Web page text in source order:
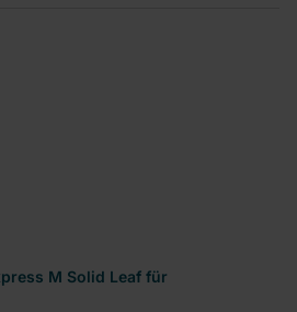
M Solid Leaf für